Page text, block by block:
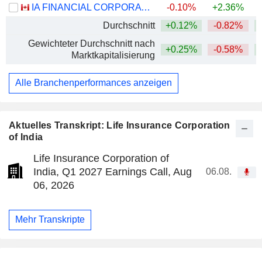
Aktuelles Transkript: Life Insurance Corporation
of India
Life Insurance Corporation of
India, Q1 2027 Earnings Call, Aug
06, 2026
06.08.
Mehr Transkripte
IA FINANCIAL CORPORATION INC.
-0.10% +2.36%
Durchschnitt
+0.12% -0.82%
Gewichteter Durchschnitt nach
Marktkapitalisierung
+0.25% -0.58%
Alle Branchenperformances anzeigen